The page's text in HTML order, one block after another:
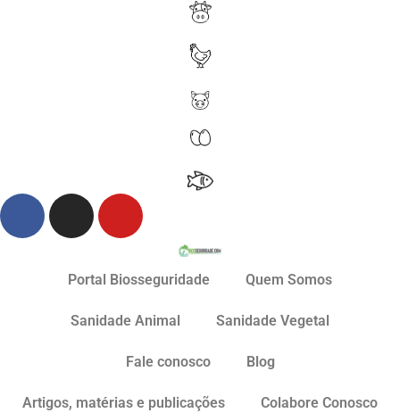
Portal Biosseguridade Quem Somos
Sanidade Animal Sanidade Vegetal
Fale conosco Blog
Artigos, matérias e publicações Colabore Conosco